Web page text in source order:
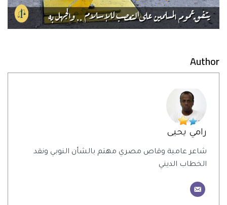
Author
رامي يحيى
شاعر عامية وقاص مصري مهتم بالشأن النوبي ونقد
الخطاب الديني